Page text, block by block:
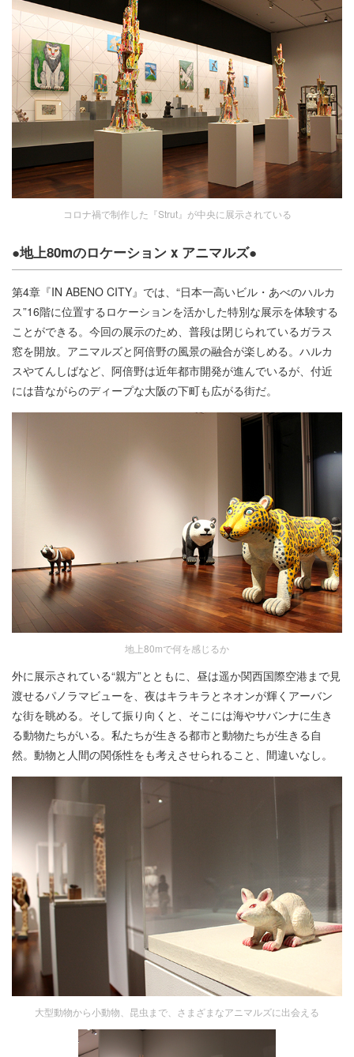
コロナ禍で制作した『Strut』が中央に展示されている
●地上80mのロケーション x アニマルズ●
第4章『IN ABENO CITY』では、“日本一高いビル・あべのハルカ
ス”16階に位置するロケーションを活かした特別な展示を体験する
ことができる。今回の展示のため、普段は閉じられているガラス
窓を開放。アニマルズと阿倍野の風景の融合が楽しめる。ハルカ
スやてんしばなど、阿倍野は近年都市開発が進んでいるが、付近
には昔ながらのディープな大阪の下町も広がる街だ。
地上80mで何を感じるか
外に展示されている“親方”とともに、昼は遥か関西国際空港まで見
渡せるパノラマビューを、夜はキラキラとネオンが輝くアーバン
な街を眺める。そして振り向くと、そこには海やサバンナに生き
る動物たちがいる。私たちが生きる都市と動物たちが生きる自
然。動物と人間の関係性をも考えさせられること、間違いなし。
大型動物から小動物、昆虫まで、さまざまなアニマルズに出会える